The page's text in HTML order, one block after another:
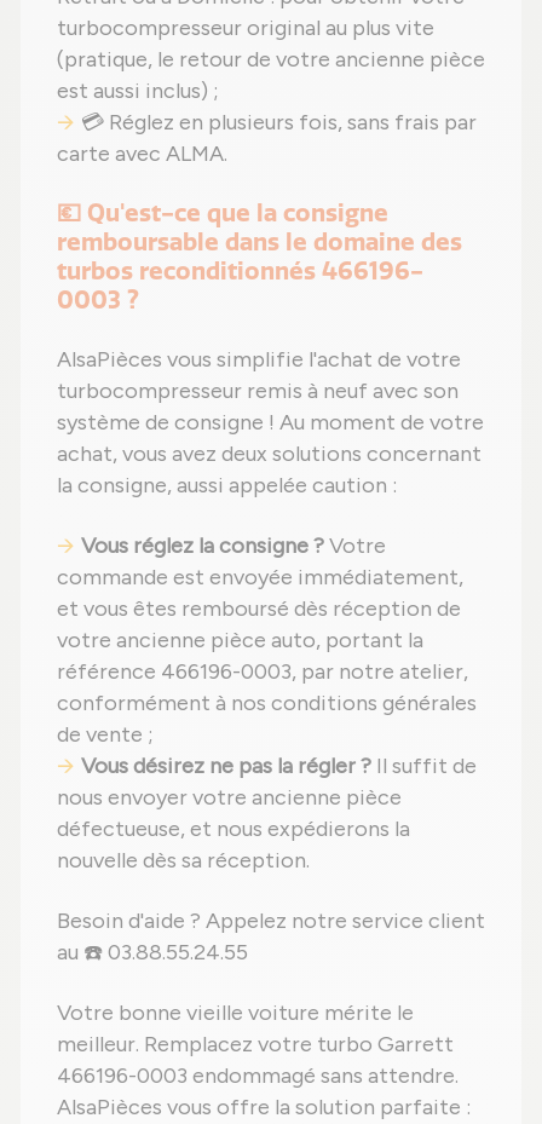
turbocompresseur original au plus vite
(pratique, le retour de votre ancienne pièce
est aussi inclus) ;
💳 Réglez en plusieurs fois, sans frais par
carte avec ALMA.
💶 Qu'est-ce que la consigne
remboursable dans le domaine des
turbos reconditionnés 466196-
0003 ?
AlsaPièces vous simplifie l'achat de votre
turbocompresseur remis à neuf avec son
système de consigne ! Au moment de votre
achat, vous avez deux solutions concernant
la consigne, aussi appelée caution :
Vous réglez la consigne ?Votre
commande est envoyée immédiatement,
et vous êtes remboursé dès réception de
votre ancienne pièce auto, portant la
référence 466196-0003, par notre atelier,
conformément à nos conditions générales
de vente ;
Vous désirez ne pas la régler ? Il suffit de
nous envoyer votre ancienne pièce
défectueuse, et nous expédierons la
nouvelle dès sa réception.
Besoin d'aide ? Appelez notre service client
au ☎️ 03.88.55.24.55
Votre bonne vieille voiture mérite le
meilleur. Remplacez votre turbo Garrett
466196-0003 endommagé sans attendre.
AlsaPièces vous offre la solution parfaite :